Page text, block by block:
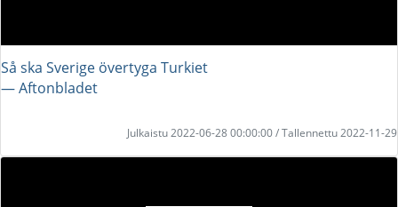
Så ska Sverige övertyga Turkiet
― Aftonbladet
Julkaistu 2022-06-28 00:00:00 / Tallennettu 2022-11-29